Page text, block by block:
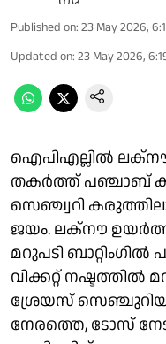
Published on: 23 May 2026,
Updated on: 23 May 2026,
ഐപിഎല്ലിൽ
തകർത്ത് പഞ്ചാബ്
സെഞ്ച്വറി
ജയം. ലക്നൗ
മറുപടി
വിക്കറ്റ് നഷ്ടത്തില്‍
ശ്രേയസ്
നേരത്തെ, ടോസ്